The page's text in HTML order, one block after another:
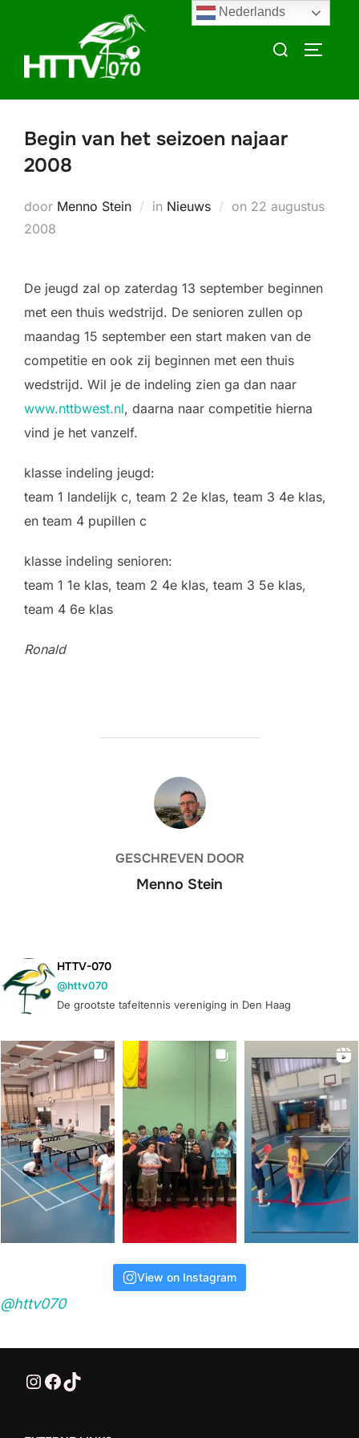
inhoud
Zoek
Begin van het seizoen najaar
2008
door Menno Stein in Nieuws on Geplaatst
22 augustus
2008
De jeugd zal op zaterdag 13 september beginnen
met een thuis wedstrijd. De senioren zullen op
maandag 15 september een start maken van de
competitie en ook zij beginnen met een thuis
wedstrijd. Wil je de indeling zien ga dan naar
www.nttbwest.nl, daarna naar competitie hierna
vind je het vanzelf.
klasse indeling jeugd:
team 1 landelijk c, team 2 2e klas, team 3 4e klas,
en team 4 pupillen c
klasse indeling senioren:
team 1 1e klas, team 2 4e klas, team 3 5e klas,
team 4 6e klas
Ronald
BERICHTAUTEUR
GESCHREVEN DOOR
Menno Stein
HTTV-070
@httv070
De grootste tafeltennis vereniging in Den Haag
View on Instagram
@httv070
@HTTV070
HTTV-070
HTTV-070
Nederlands